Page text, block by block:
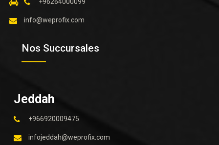
info@weprofix.com
Nos Succursales
Jeddah
+966920009475
infojeddah@weprofix.com